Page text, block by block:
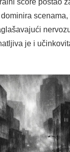
score postao
scenama,
je i